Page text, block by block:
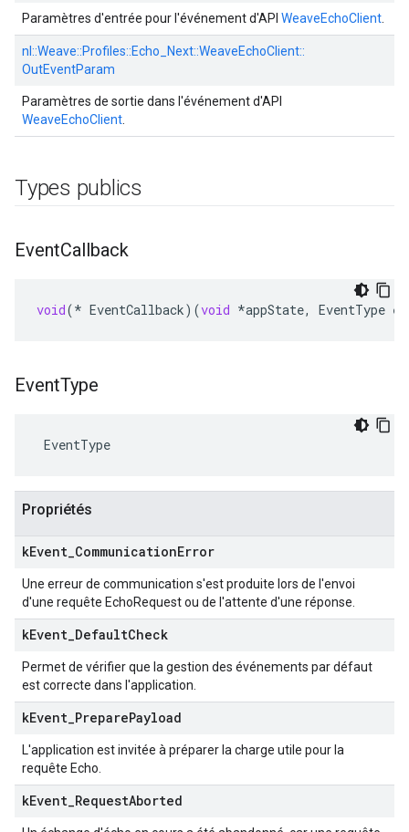
Paramètres d'entrée pour l'événement d'API WeaveEchoClient
nl::Weave::Profiles::Echo_Next::WeaveEchoClient::
OutEventParam
Paramètres de sortie dans l'événement d'API
WeaveEchoClient
Types publics
EventCallback
void(* EventCallback)(void *appState, EventType
EventType
EventType
Propriétés
kEvent CommunicationError
Une erreur de communication s'est produite lors de l'envoi
d'une requête EchoRequest ou de l'attente d'une réponse.
kEvent DefaultCheck
Permet de vérifier que la gestion des événements par défaut
est correcte dans l'application.
kEvent PreparePayload
L'application est invitée à préparer la charge utile pour la
requête Echo.
kEvent RequestAborted